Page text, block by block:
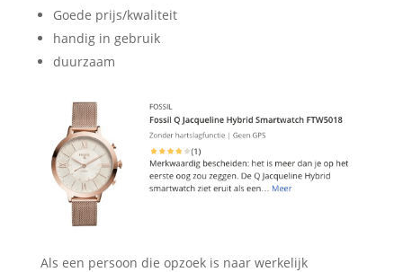
Goede prijs/kwaliteit
handig in gebruik
duurzaam
Als een persoon die opzoek is naar werkelijk